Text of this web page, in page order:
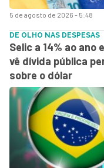
5 de agosto de 2026 - 5:48
DE OLHO NAS DESPESAS
Selic a 14% ao ano
vê dívida pública
sobre o dólar